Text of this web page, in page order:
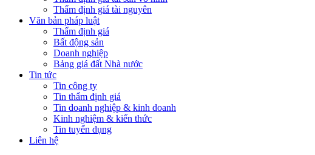
Thẩm định giá tài nguyên
Văn bản pháp luật
Thẩm định giá
Bất động sản
Doanh nghiệp
Bảng giá đất Nhà nước
Tin tức
Tin công ty
Tin thẩm định giá
Tin doanh nghiệp & kinh doanh
Kinh nghiệm & kiến thức
Tin tuyển dụng
Liên hệ